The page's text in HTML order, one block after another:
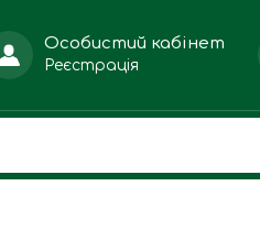
Особистий кабінет
Реєстрація